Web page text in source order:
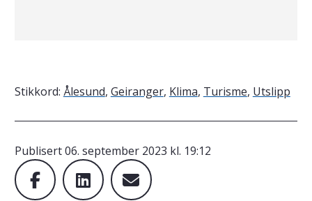
Stikkord: Ålesund, Geiranger, Klima, Turisme, Utslipp
Publisert06. september 2023 kl. 19:12